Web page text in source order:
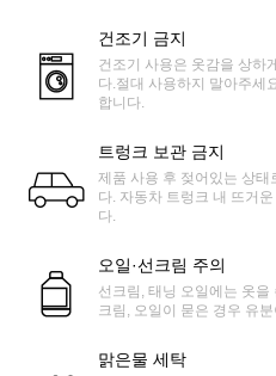
건조기 금지
건조기 사용은 옷감을 상하
다.절대 사용하지 말아주세
합니다.
트렁크 보관 금지
제품 사용 후 젖어있는 상태
다. 자동차 트렁크 내 뜨거
다.
오일·선크림 주의
선크림, 태닝 오일에는 옷
크림, 오일이 묻은 경우 유
맑은물 세탁